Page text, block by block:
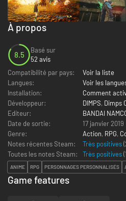
À propos
8.5
Basé sur
52 avis
Compatibilité par pays:
Voir la liste
Langues:
Voir les
Installation:
Comment
Développeur:
DIMPS, Dimps
Editeur:
BANDAI
Date de sortie:
17 janvier 2019
Genre:
Action, RPG,
Notes récentes Steam:
Très positives
Toutes les notes Steam:
Très positives(
ANIME RPG PERSONNAGES PERSONNALISÉS
Game features